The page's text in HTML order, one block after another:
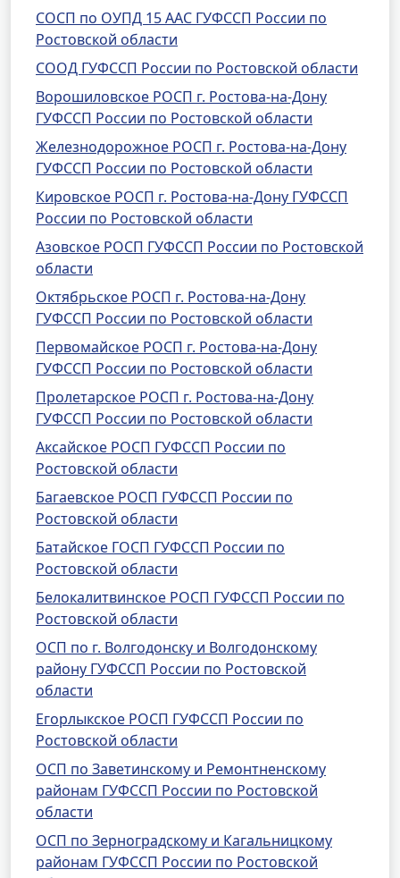
СОСП по ОУПД 15 ААС ГУФССП России по
Ростовской области
СООД ГУФССП России по Ростовской области
Ворошиловское РОСП г. Ростова-на-Дону
ГУФССП России по Ростовской области
Железнодорожное РОСП г. Ростова-на-Дону
ГУФССП России по Ростовской области
Кировское РОСП г. Ростова-на-Дону ГУФССП
России по Ростовской области
Азовское РОСП ГУФССП России по Ростовской
области
Октябрьское РОСП г. Ростова-на-Дону
ГУФССП России по Ростовской области
Первомайское РОСП г. Ростова-на-Дону
ГУФССП России по Ростовской области
Пролетарское РОСП г. Ростова-на-Дону
ГУФССП России по Ростовской области
Аксайское РОСП ГУФССП России по
Ростовской области
Багаевское РОСП ГУФССП России по
Ростовской области
Батайское ГОСП ГУФССП России по
Ростовской области
Белокалитвинское РОСП ГУФССП России по
Ростовской области
ОСП по г. Волгодонску и Волгодонскому
району ГУФССП России по Ростовской
области
Егорлыкское РОСП ГУФССП России по
Ростовской области
ОСП по Заветинскому и Ремонтненскому
районам ГУФССП России по Ростовской
области
ОСП по Зерноградскому и Кагальницкому
районам ГУФССП России по Ростовской